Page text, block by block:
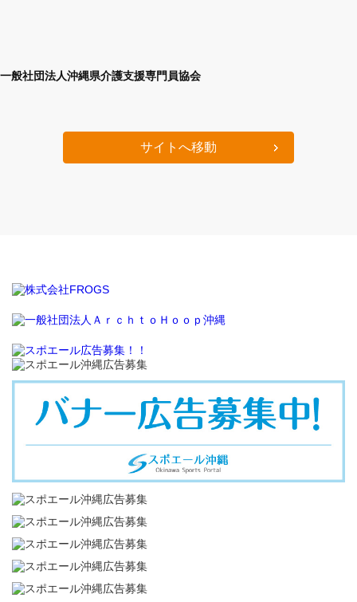
一般社団法人沖縄県介護支援専門員協会
サイトへ移動